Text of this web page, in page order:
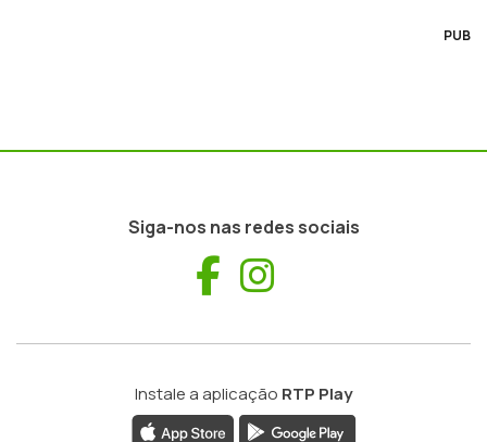
PUB
Siga-nos nas redes sociais
Facebook
Instale a aplicação RTP Play